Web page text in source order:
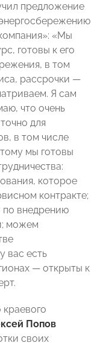
предложение
«Мы
готовы к его
в том
рассрочки —
Я сам
что очень
для
в том числе
мы готовы
которое
контракте;
внедрению
можем
вас есть
— открыты к
Попов
своих